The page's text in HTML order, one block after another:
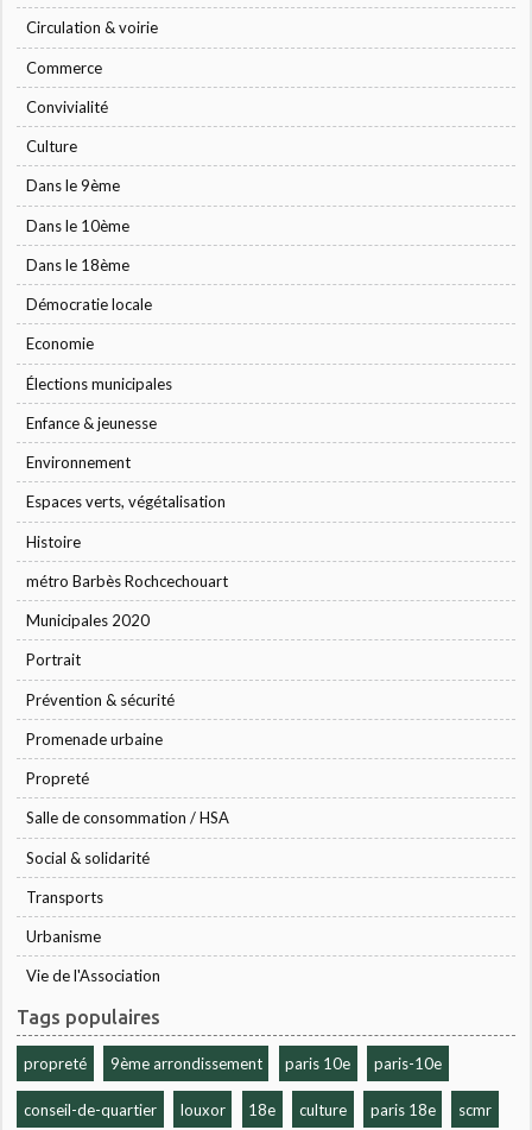
Circulation & voirie
Commerce
Convivialité
Culture
Dans le 9ème
Dans le 10ème
Dans le 18ème
Démocratie locale
Economie
Élections municipales
Enfance & jeunesse
Environnement
Espaces verts, végétalisation
Histoire
métro Barbès Rochcechouart
Municipales 2020
Portrait
Prévention & sécurité
Promenade urbaine
Propreté
Salle de consommation / HSA
Social & solidarité
Transports
Urbanisme
Vie de l'Association
Tags populaires
propreté 9ème arrondissement paris 10e paris-10e
conseil-de-quartier louxor 18e culture paris 18e scmr